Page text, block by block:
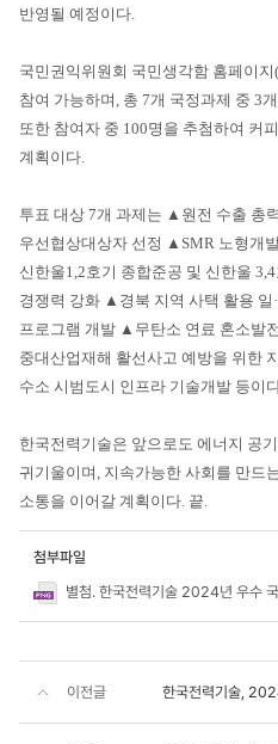
반영될 예정이다.
국민권익위원회 국민생각함 홈페이지
참여 가능하며, 총 7개 국정과제 중 3
또한 참여자 중 100명을 추첨하여 커
계획이다.
투표 대상 7개 과제는 ▲원전 수출 총
우선협상대상자 선정 ▲SMR 노형개
신한울1,2호기 종합준공 및 신한울
경쟁력 강화 ▲경북 지역 사택 활용 일
프로그램 개발 ▲무탄소 연료 혼소발
중대산업재해 활선사고 예방을 위한
수소 시범도시 인프라 기술개발 등이
한국전력기술은 앞으로도 에너지 공
귀기울이며, 지속가능한 사회를 만드
소통을 이어갈 계획이다. 끝.
첨부파일
별첨. 한국전력기술 2024년 우수 국정과제 선정 '국민
이전글